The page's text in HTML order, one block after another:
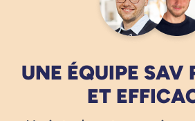
ou tout autre point d'eau
Installation rapide et
L'Aqua Flex a été pensée pour
opérationnelle en quelques
UNE ÉQUIPE SAV
ET